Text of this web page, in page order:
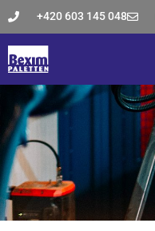
+420 603 145 048